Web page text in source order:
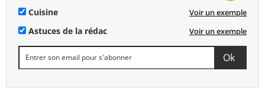
Cuisine Voir un exemple
Astuces de la rédac Voir un exemple